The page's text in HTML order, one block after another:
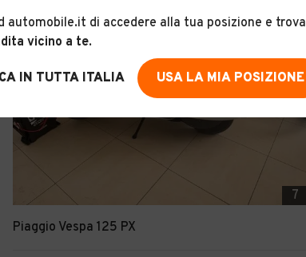
7
Piaggio Vespa 125 PX
automobile.it di accedere alla tua posizione e trova
vicino a te.
IN TUTTA ITALIA USA LA MIA POSIZIONE